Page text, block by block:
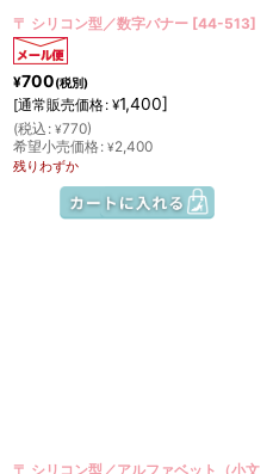
〒 シリコン型／数字バナー [44-513]
¥700(税別)
[通常販売価格: ¥1,400]
(税込 : ¥770)
希望小売価格: ¥2,400
残りわずか
〒 シリコン型／アルファベット（小文